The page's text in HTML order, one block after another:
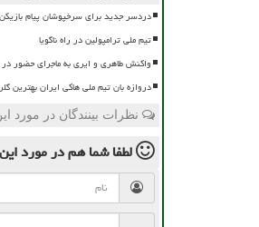
دردسر جدید برای سرخپوشان پیام
تیم ملی ترامپولین در راه ناگویا
واکنش طاهری و ایری به ماجرای حضور
دروازه بان تیم ملی هاکی ایران بهترین
نظرات بینندگان در مورد
لطفا شما همدر مورد